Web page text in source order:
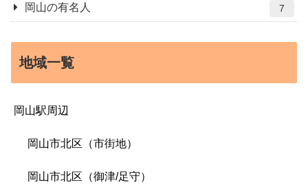
岡山の有名人 7
地域一覧
岡山駅周辺
岡山市北区（市街地）
岡山市北区（御津/足守）